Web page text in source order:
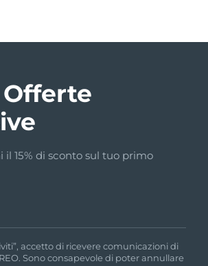
il 15% di sconto sul tuo primo
accetto di ricevere comunicazioni di
Sono consapevole di poter annullare